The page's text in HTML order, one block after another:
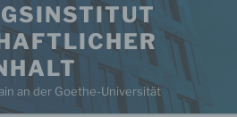
an der Goethe-Universität